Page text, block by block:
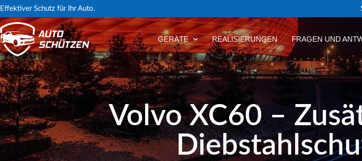
Effektiver Schutz für Ihr Auto.
GERÄTE REALISIERUNGEN FRAGEN UND
Volvo XC60 –